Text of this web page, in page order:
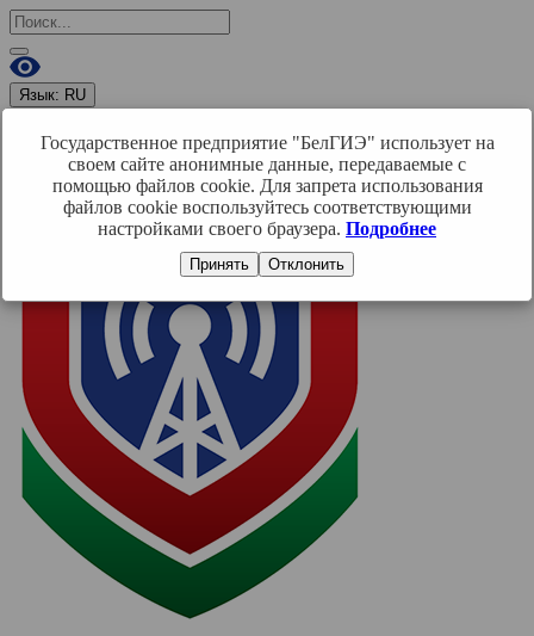
Язык: RU
Государственное предприятие "БелГИЭ" использует на
своем сайте анонимные данные, передаваемые с
помощью файлов cookie. Для запрета использования
файлов cookie воспользуйтесь соответствующими
настройками своего браузера. Подробнее
Принять Отклонить